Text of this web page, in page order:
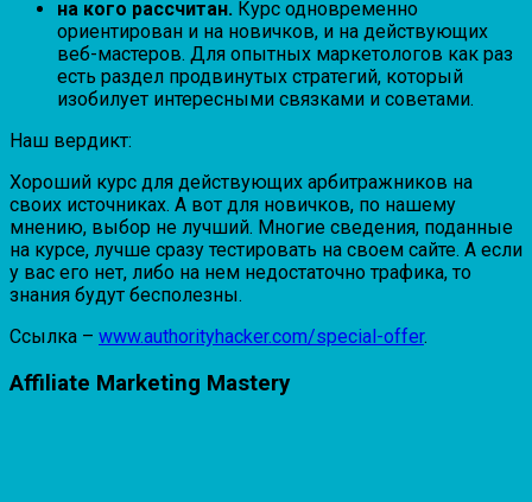
на кого рассчитан. Курс одновременно
ориентирован и на новичков, и на действующих
веб-мастеров. Для опытных маркетологов как раз
есть раздел продвинутых стратегий, который
изобилует интересными связками и советами.
Наш вердикт:
Хороший курс для действующих арбитражников на
своих источниках. А вот для новичков, по нашему
мнению, выбор не лучший. Многие сведения, поданные
на курсе, лучше сразу тестировать на своем сайте. А если
у вас его нет, либо на нем недостаточно трафика, то
знания будут бесполезны.
Ссылка – www.authorityhacker.com/special-offer.
Affiliate Marketing Mastery